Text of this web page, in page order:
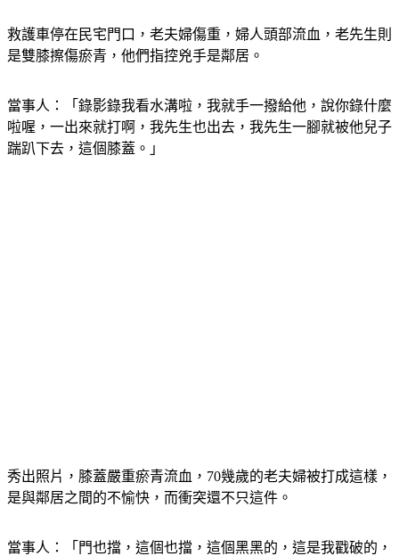
救護車停在民宅門口，老夫婦傷重，婦人頭部流血，老先生則
是雙膝擦傷瘀青，他們指控兇手是鄰居。
當事人：「錄影錄我看水溝啦，我就手一撥給他，說你錄什麼
啦喔，一出來就打啊，我先生也出去，我先生一腳就被他兒子
踹趴下去，這個膝蓋。」
秀出照片，膝蓋嚴重瘀青流血，70幾歲的老夫婦被打成這樣，
是與鄰居之間的不愉快，而衝突還不只這件。
當事人：「門也擋，這個也擋，這個黑黑的，這是我戳破的，